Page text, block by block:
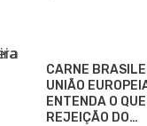
CARNE
UNIÃO
ENTENDA O
REJEIÇÃO DO…